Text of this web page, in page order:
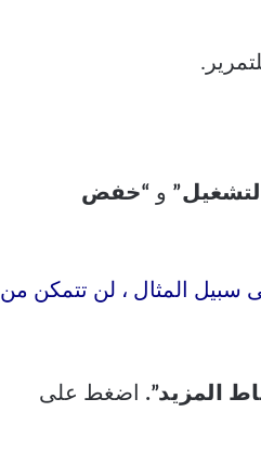
و “خفض
سبيل المثال ، لن تتمكن من
المزيد”. اضغط على